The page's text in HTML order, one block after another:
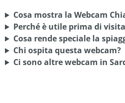
Cosa mostra la Webcam
Perché è utile prima di
Cosa rende speciale la
Chi ospita questa webcam?
Ci sono altre webcam in